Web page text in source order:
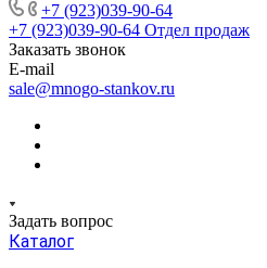
+7 (923)039-90-64
+7 (923)039-90-64 Отдел продаж
Заказать звонок
E-mail
sale@mnogo-stankov.ru
Задать вопрос
Каталог